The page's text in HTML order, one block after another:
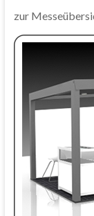
zur